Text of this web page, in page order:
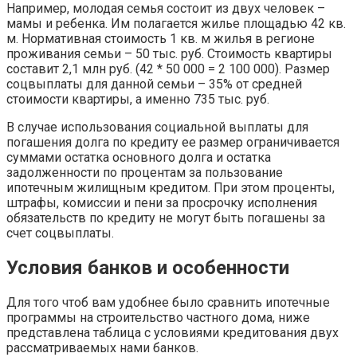
Например, молодая семья состоит из двух человек –
мамы и ребенка. Им полагается жилье площадью 42 кв.
м. Нормативная стоимость 1 кв. м жилья в регионе
проживания семьи – 50 тыс. руб. Стоимость квартиры
составит 2,1 млн руб. (42 * 50 000 = 2 100 000). Размер
соцвыплаты для данной семьи – 35% от средней
стоимости квартиры, а именно 735 тыс. руб.
В случае использования социальной выплаты для
погашения долга по кредиту ее размер ограничивается
суммами остатка основного долга и остатка
задолженности по процентам за пользование
ипотечным жилищным кредитом. При этом проценты,
штрафы, комиссии и пени за просрочку исполнения
обязательств по кредиту не могут быть погашены за
счет соцвыплаты.
Условия банков и особенности
Для того чтоб вам удобнее было сравнить ипотечные
программы на строительство частного дома, ниже
представлена таблица с условиями кредитования двух
рассматриваемых нами банков.